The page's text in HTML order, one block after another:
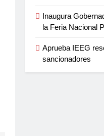
Inaugura
la Feria Nacional
Aprueba IEEG
sancionadores